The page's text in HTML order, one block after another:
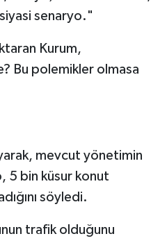
senaryo."
Kurum,
Bu polemikler olmasa
mevcut yönetimin
5 bin küsur konut
söyledi.
trafik olduğunu